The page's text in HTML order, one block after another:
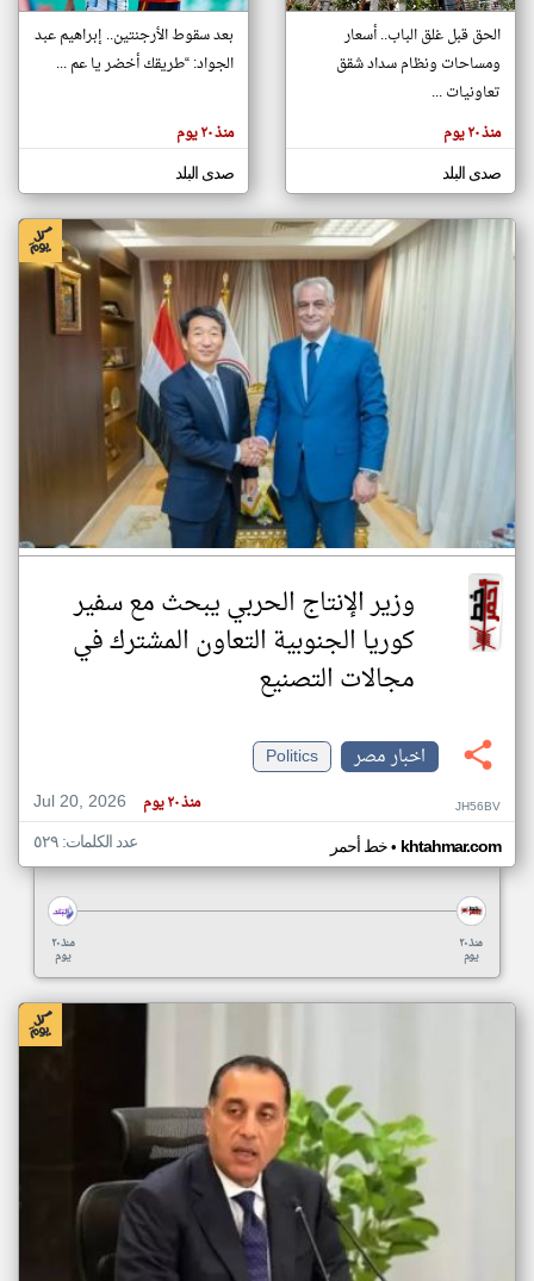
اخبار مصر على مدار الساعة
أهم اخبار مصر العاجلة والمباشرة
المقالات
الموجوده
هنا عن
كاتبيها.
الحق قبل غلق الباب.. أسعار
ومساحات ونظام سداد شقق
تعاونيات ...
منذ ٢٠ يوم
صدى البلد
بعد سقوط الأرجنتين.. إبراهيم عبد
الجواد: “طريقك أخضر يا عم ...
منذ ٢٠ يوم
صدى البلد
وزير الإنتاج الحربي يبحث مع سفير
كوريا الجنوبية التعاون المشترك في
مجالات التصنيع
اخبار مصر
Politics
Jul 20, 2026
منذ ٢٠ يوم JH56BV
خط أحمر• khtahmar.com عدد الكلمات: ٥٢٩
منذ ٢٠
يوم
منذ ٢٠
يوم
klyoum.com